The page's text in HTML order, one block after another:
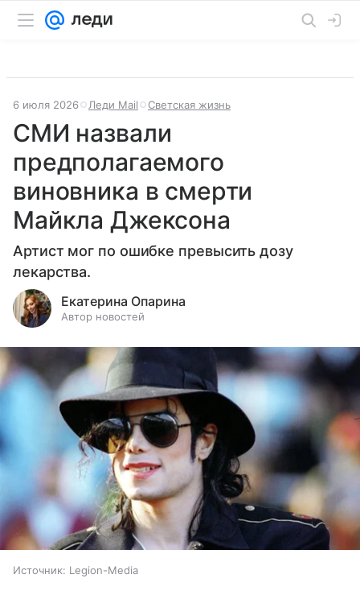
6 июля 2026 Леди Mail Светская жизнь
СМИ назвали
предполагаемого
виновника в смерти
Майкла Джексона
Артист мог по ошибке превысить дозу
лекарства.
Екатерина Опарина
Автор новостей
Источник: Legion-Media